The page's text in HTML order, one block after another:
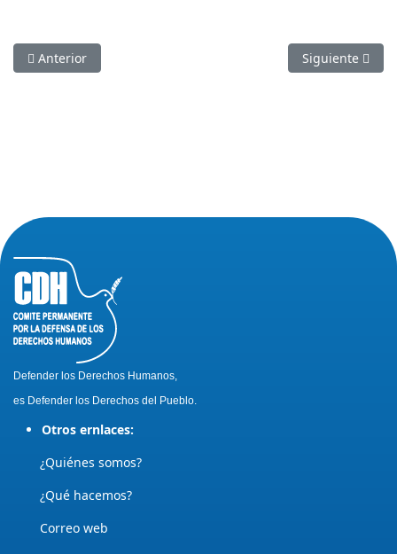
Artículo anterior: CDH cuestiona campaña por el voto nulo
Anterior Artículo
Siguiente
Defender los Derechos Humanos,
es Defender los Derechos del Pueblo.
Otros ernlaces:
¿Quiénes somos?
¿Qué hacemos?
Correo web